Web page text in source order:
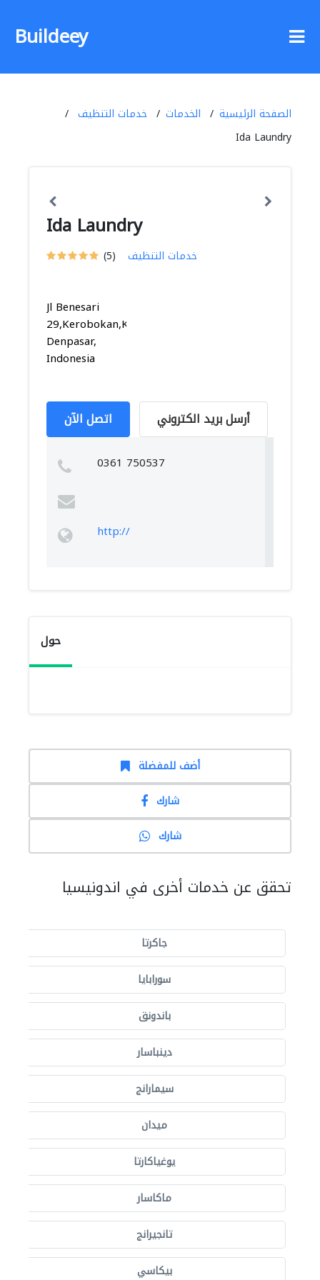
Buildeey
الصفحة الرئيسية الخدمات
خدمات التنظيف
Ida Laundry
Ida Laundry
(5) خدمات التنظيف
Jl Benesari
29,Kerobokan,Kuta,
Denpasar,
Indonesia
اتصل الآن أرسل بريد الكتروني
0361 750537
http://
حول
أضف للمفضلة
شارك
شارك
تحقق عن خدمات أخرى في اندونيسيا
جاكرتا
سورابايا
باندونق
دينباسار
سيمارانج
ميدان
يوغياكارتا
ماكاسار
تانجيرانج
بيكاسي